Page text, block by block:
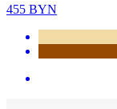
455 BYN